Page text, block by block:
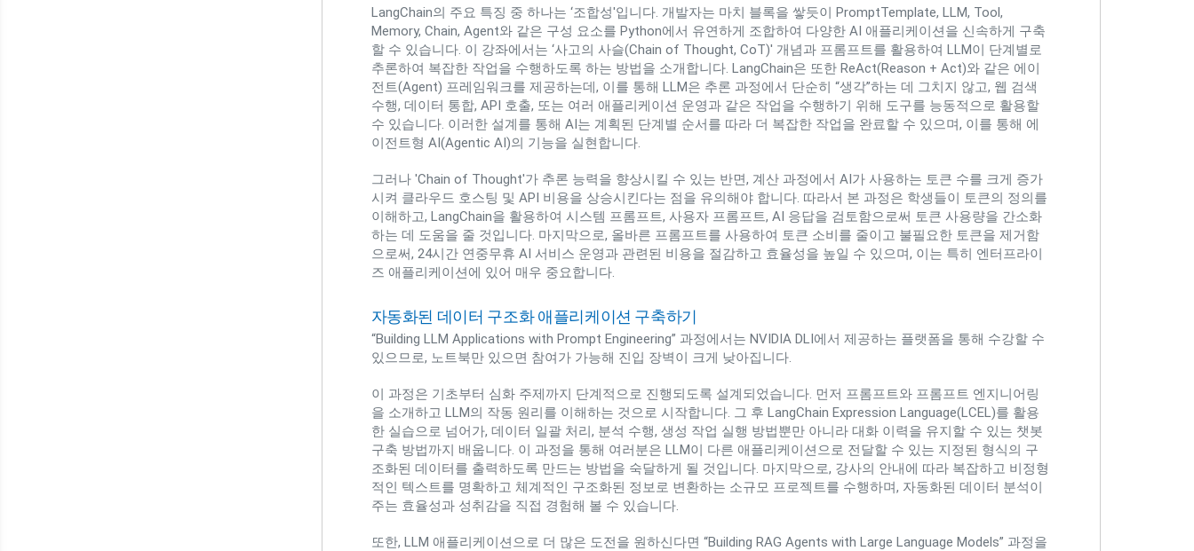
LangChain의 주요 특징 중 하나는 ‘조합성'입니다. 개발자는 마치 블록을 쌓듯이 PromptTemplate, LLM, Tool,
Memory, Chain, Agent와 같은 구성 요소를 Python에서 유연하게 조합하여 다양한 AI 애플리케이션을 신속하게 구축
할 수 있습니다. 이 강좌에서는 ‘사고의 사슬(Chain of Thought, CoT)' 개념과 프롬프트를 활용하여 LLM이 단계별로
추론하여 복잡한 작업을 수행하도록 하는 방법을 소개합니다. LangChain은 또한 ReAct(Reason + Act)와 같은 에이
전트(Agent) 프레임워크를 제공하는데, 이를 통해 LLM은 추론 과정에서 단순히 “생각”하는 데 그치지 않고, 웹 검색
수행, 데이터 통합, API 호출, 또는 여러 애플리케이션 운영과 같은 작업을 수행하기 위해 도구를 능동적으로 활용할
수 있습니다. 이러한 설계를 통해 AI는 계획된 단계별 순서를 따라 더 복잡한 작업을 완료할 수 있으며, 이를 통해 에
이전트형 AI(Agentic AI)의 기능을 실현합니다.
그러나 'Chain of Thought'가 추론 능력을 향상시킬 수 있는 반면, 계산 과정에서 AI가 사용하는 토큰 수를 크게 증가
시켜 클라우드 호스팅 및 API 비용을 상승시킨다는 점을 유의해야 합니다. 따라서 본 과정은 학생들이 토큰의 정의를
이해하고, LangChain을 활용하여 시스템 프롬프트, 사용자 프롬프트, AI 응답을 검토함으로써 토큰 사용량을 간소화
하는 데 도움을 줄 것입니다. 마지막으로, 올바른 프롬프트를 사용하여 토큰 소비를 줄이고 불필요한 토큰을 제거함
으로써, 24시간 연중무휴 AI 서비스 운영과 관련된 비용을 절감하고 효율성을 높일 수 있으며, 이는 특히 엔터프라이
즈 애플리케이션에 있어 매우 중요합니다.
자동화된 데이터 구조화 애플리케이션 구축하기
“Building LLM Applications with Prompt Engineering” 과정에서는 NVIDIA DLI에서 제공하는 플랫폼을 통해 수강할 수
있으므로, 노트북만 있으면 참여가 가능해 진입 장벽이 크게 낮아집니다.
이 과정은 기초부터 심화 주제까지 단계적으로 진행되도록 설계되었습니다. 먼저 프롬프트와 프롬프트 엔지니어링
을 소개하고 LLM의 작동 원리를 이해하는 것으로 시작합니다. 그 후 LangChain Expression Language(LCEL)를 활용
한 실습으로 넘어가, 데이터 일괄 처리, 분석 수행, 생성 작업 실행 방법뿐만 아니라 대화 이력을 유지할 수 있는 챗봇
구축 방법까지 배웁니다. 이 과정을 통해 여러분은 LLM이 다른 애플리케이션으로 전달할 수 있는 지정된 형식의 구
조화된 데이터를 출력하도록 만드는 방법을 숙달하게 될 것입니다. 마지막으로, 강사의 안내에 따라 복잡하고 비정형
적인 텍스트를 명확하고 체계적인 구조화된 정보로 변환하는 소규모 프로젝트를 수행하며, 자동화된 데이터 분석이
주는 효율성과 성취감을 직접 경험해 볼 수 있습니다.
또한, LLM 애플리케이션으로 더 많은 도전을 원하신다면 “Building RAG Agents with Large Language Models” 과정을